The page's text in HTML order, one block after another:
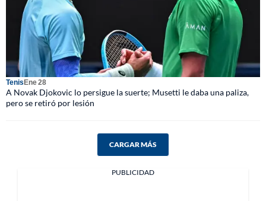
TenisEne 28
A Novak Djokovic lo persigue la suerte; Musetti le daba una paliza,
pero se retiró por lesión
CARGAR MÁS
PUBLICIDAD